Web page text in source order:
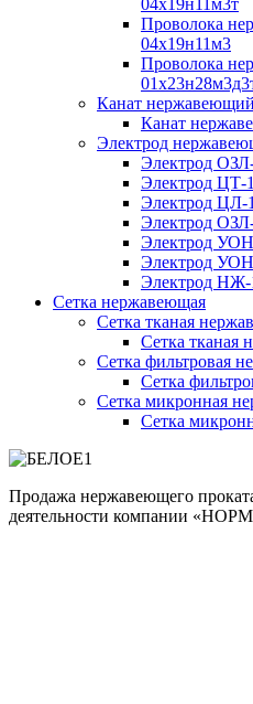
04х19н11м3т
Проволока
04х19н11м3
Проволока
Канат нержавеющий
Канат
Электрод
Электрод
Электрод ЦТ-
Электрод ЦЛ-
Электрод
Электрод
Электрод
Электрод НЖ-
Сетка нержавеющая
Сетка тканая
Сетка тканая
Сетка фильтровая
Сетка
Сетка микронная
Сетка
Продажа нержавеющего
деятельности компании